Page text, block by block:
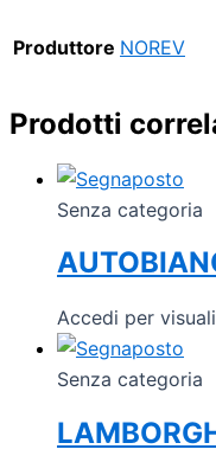
Produttore NOREV
Prodotti
Senza categoria
Accedi per
Senza categoria